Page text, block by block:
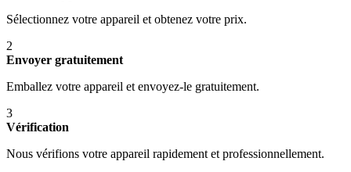
Sélectionnez votre appareil et obtenez votre prix.
2
Envoyer gratuitement
Emballez votre appareil et envoyez-le gratuitement.
3
Vérification
Nous vérifions votre appareil rapidement et professionnellement.